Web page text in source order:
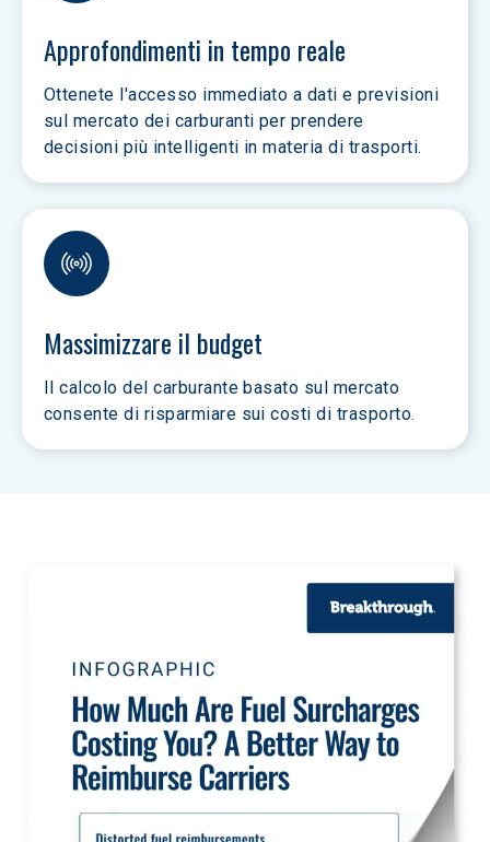
Approfondimenti in tempo reale
Ottenete l'accesso immediato a dati e previsioni
sul mercato dei carburanti per prendere
decisioni più intelligenti in materia di trasporti.
Massimizzare il budget
Il calcolo del carburante basato sul mercato
consente di risparmiare sui costi di trasporto.